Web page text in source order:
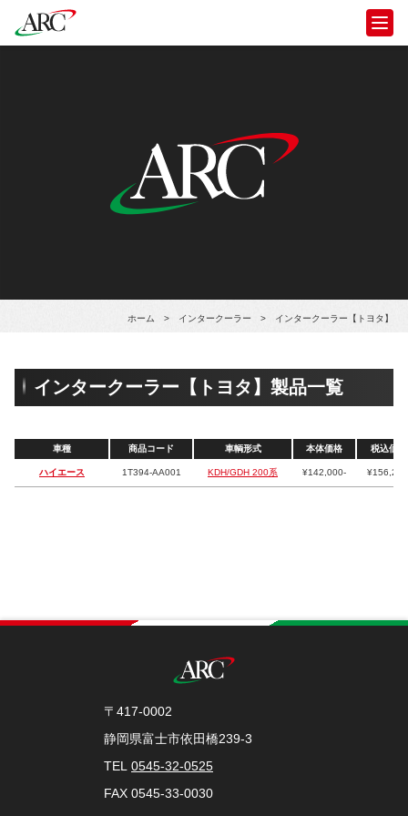
ホーム > インタークーラー > インタークーラー【トヨタ】
インタークーラー【トヨタ】製品一覧
車種 商品コード 車輌形式 本体価格 税込価格
ハイエース 1T394-AA001 KDH/GDH 200系 ¥142,000-
〒417-0002
静岡県富士市依田橋239-3
TEL 0545-32-0525
FAX 0545-33-0030